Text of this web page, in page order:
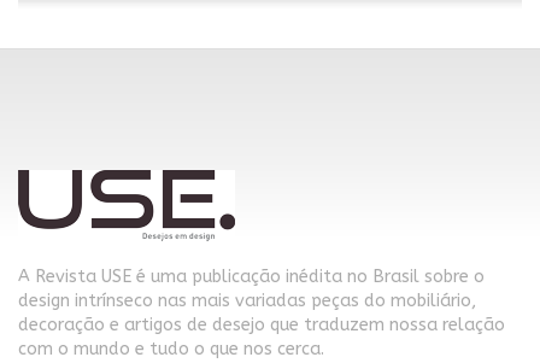
A Revista USE é uma publicação inédita no Brasil sobre o
design intrínseco nas mais variadas peças do mobiliário,
decoração e artigos de desejo que traduzem nossa relação
com o mundo e tudo o que nos cerca.